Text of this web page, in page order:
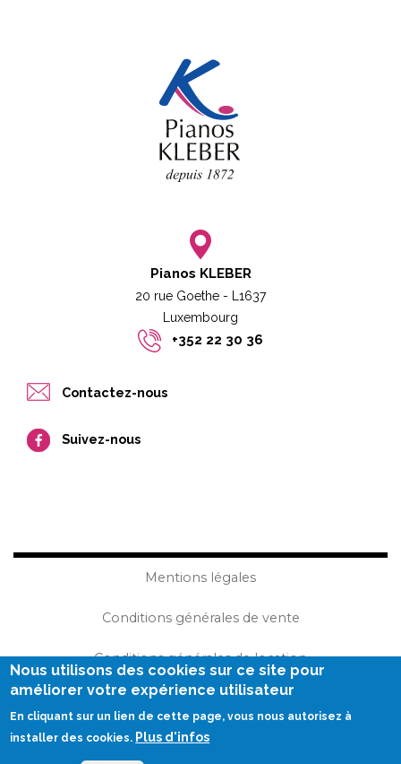
Pianos KLEBER
20 rue Goethe - L1637
Luxembourg​​
+352 22 30 36
Contactez-nous
Suivez-nous
Mentions légales
Conditions générales de vente
Conditions générales de location
Plan du site
Réalisation Becom
Nous utilisons des cookies sur ce site pour
améliorer votre expérience utilisateur
En cliquant sur un lien de cette page, vous nous autorisez à
installer des cookies. Plus d'infos